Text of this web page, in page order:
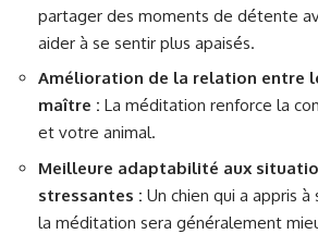
partager des moments de détente
aider à se sentir plus apaisés.
Amélioration de la relation entre
maître : La méditation renforce la
et votre animal.
Meilleure adaptabilité aux
stressantes : Un chien qui a appris
la méditation sera généralement